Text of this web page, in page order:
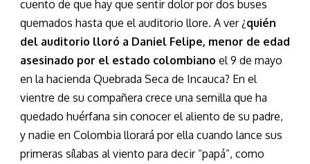
cuento de que hay que sentir dolor por dos buses
quemados hasta que el auditorio llore. A ver ¿quién
del auditorio lloró a Daniel Felipe, menor de edad
asesinado por el estado colombiano el 9 de mayo
en la hacienda Quebrada Seca de Incauca? En el
vientre de su compañera crece una semilla que ha
quedado huérfana sin conocer el aliento de su padre,
y nadie en Colombia llorará por ella cuando lance sus
primeras sílabas al viento para decir “papá”, como